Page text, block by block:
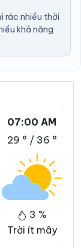
rác nhiều thời
khả năng
07:00 AM
29 ° / 36 °
3 %
Trời ít mây